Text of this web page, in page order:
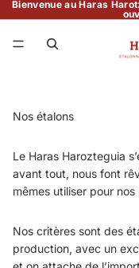
Bienvenue au Haras
Nos étalons
Le Haras Harozteguia
avant tout, nous font
mêmes utiliser pour
Nos critères sont des
production, avec un